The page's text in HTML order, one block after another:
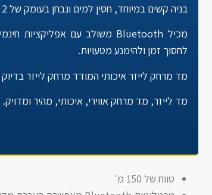
בניה קשים במיוחד, חסין למים ונבחן בעומק של 2 מ'.
לחסוך זמן ולהימנע מטעויות.
מד מרחק לייזר איכותי המודד מרחק לייזר בדיוק
מד לייזר, מד מרחק אווירי, איכותי, מהיר ומדויק.
טווח של 150 מ'